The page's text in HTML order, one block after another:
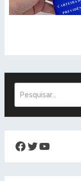
Facebook
Twitter
Youtube